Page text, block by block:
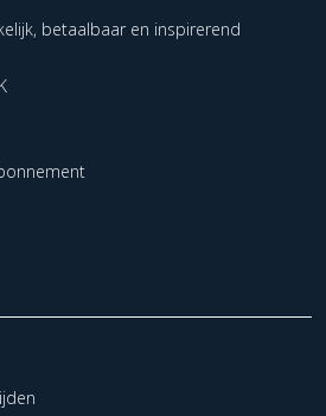
betaalbaar en inspirerend